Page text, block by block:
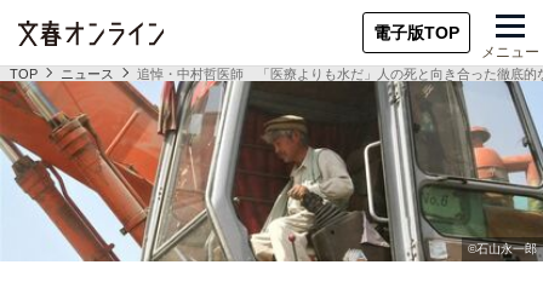
電子版TOP
メニュー
TOP ニュース 追悼・中村哲医師 「医療よりも水だ」人の死と向き合った徹底